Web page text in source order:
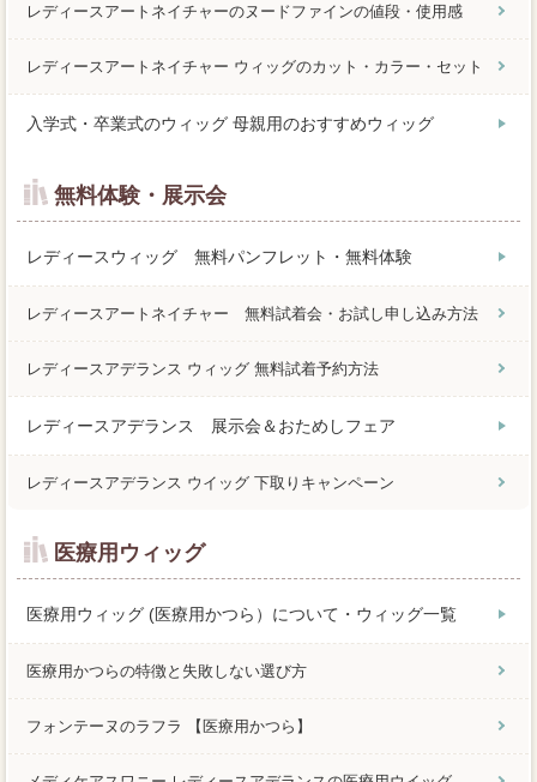
レディースアートネイチャーのヌードファインの値段・使用感
レディースアートネイチャー ウィッグのカット・カラー・セット
入学式・卒業式のウィッグ 母親用のおすすめウィッグ
無料体験・展示会
レディースウィッグ 無料パンフレット・無料体験
レディースアートネイチャー 無料試着会・お試し申し込み方法
レディースアデランス ウィッグ 無料試着予約方法
レディースアデランス 展示会＆おためしフェア
レディースアデランス ウイッグ 下取りキャンペーン
医療用ウィッグ
医療用ウィッグ (医療用かつら）について・ウィッグ一覧
医療用かつらの特徴と失敗しない選び方
フォンテーヌのラフラ 【医療用かつら】